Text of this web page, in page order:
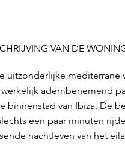
VAN DE
uitzonderlijke mediterrane
adembenemend
binnenstad van Ibiza. De
een paar minuten
nachtleven van het